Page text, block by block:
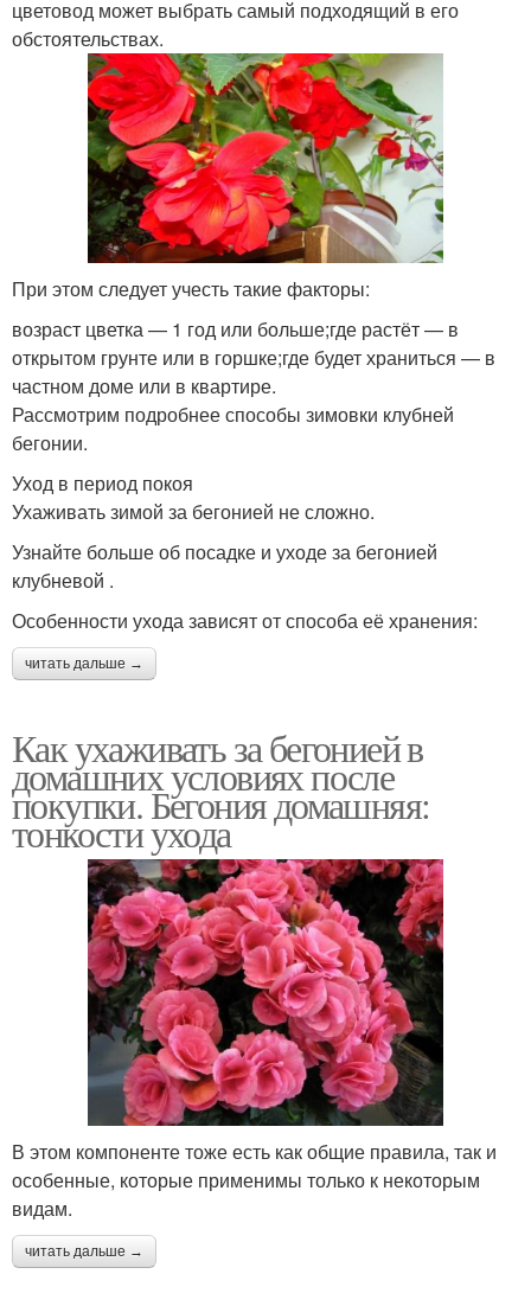
цветовод может выбрать самый подходящий в его
обстоятельствах.
При этом следует учесть такие факторы:
возраст цветка — 1 год или больше;где растёт — в
открытом грунте или в горшке;где будет храниться — в
частном доме или в квартире.
Рассмотрим подробнее способы зимовки клубней
бегонии.
Уход в период покоя
Ухаживать зимой за бегонией не сложно.
Узнайте больше об посадке и уходе за бегонией
клубневой .
Особенности ухода зависят от способа её хранения:
читать дальше →
Как ухаживать за бегонией в
домашних условиях после
покупки. Бегония домашняя:
тонкости ухода
В этом компоненте тоже есть как общие правила, так и
особенные, которые применимы только к некоторым
видам.
читать дальше →